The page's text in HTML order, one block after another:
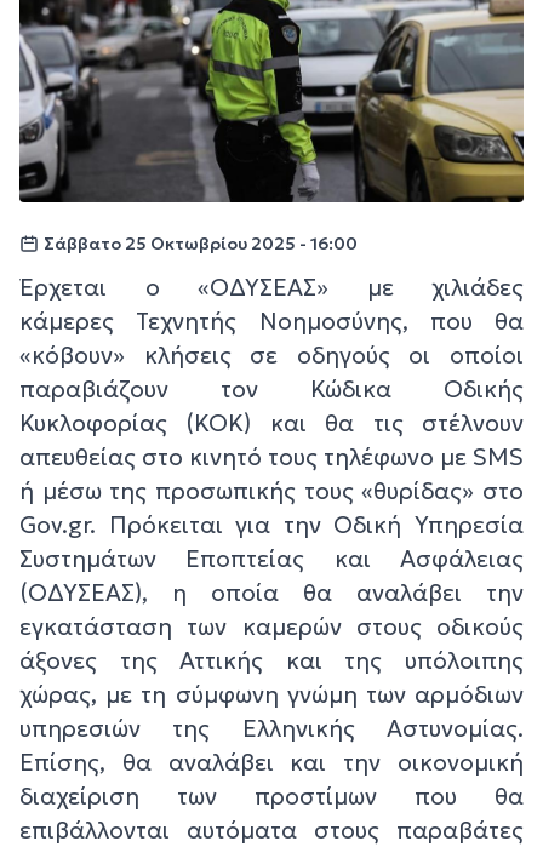
Σάββατο 25 Οκτωβρίου 2025 - 16:00
Έρχεται ο «ΟΔΥΣΕΑΣ» με χιλιάδες
κάμερες Τεχνητής Νοημοσύνης, που θα
«κόβουν» κλήσεις σε οδηγούς οι οποίοι
παραβιάζουν τον Κώδικα Οδικής
Κυκλοφορίας (ΚΟΚ) και θα τις στέλνουν
απευθείας στο κινητό τους τηλέφωνο με SMS
ή μέσω της προσωπικής τους «θυρίδας» στο
Gov.gr. Πρόκειται για την Οδική Υπηρεσία
Συστημάτων Εποπτείας και Ασφάλειας
(ΟΔΥΣΕΑΣ), η οποία θα αναλάβει την
εγκατάσταση των καμερών στους οδικούς
άξονες της Αττικής και της υπόλοιπης
χώρας, με τη σύμφωνη γνώμη των αρμόδιων
υπηρεσιών της Ελληνικής Αστυνομίας.
Επίσης, θα αναλάβει και την οικονομική
διαχείριση των προστίμων που θα
επιβάλλονται αυτόματα στους παραβάτες